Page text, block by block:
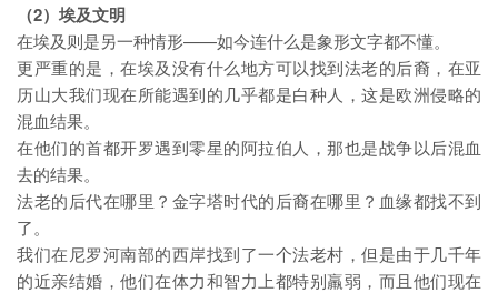
（2）埃及文明
在埃及则是另一种情形——如今连什么是象形文字都不懂。
更严重的是，在埃及没有什么地方可以找到法老的后裔，在亚
历山大我们现在所能遇到的几乎都是白种人，这是欧洲侵略的
混血结果。
在他们的首都开罗遇到零星的阿拉伯人，那也是战争以后混血
去的结果。
法老的后代在哪里？金字塔时代的后裔在哪里？血缘都找不到
了。
我们在尼罗河南部的西岸找到了一个法老村，但是由于几千年
的近亲结婚，他们在体力和智力上都特别羸弱，而且他们现在